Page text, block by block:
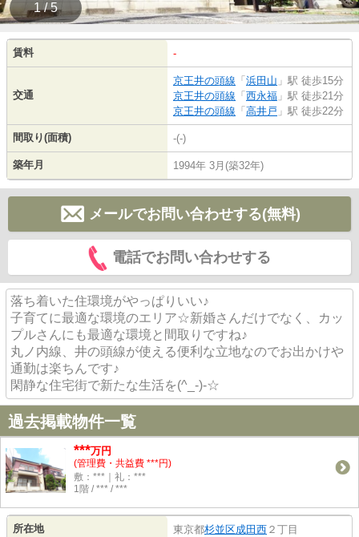
1 / 5
賃料 -
交通
京王井の頭線 「 浜田山 」駅 徒歩15分
京王井の頭線 「 西永福 」駅 徒歩21分
京王井の頭線 「 高井戸 」駅 徒歩22分
間取り(面積) -(-)
築年月 1994年 3月(築32年)
メールでお問い合わせする(無料)
電話でお問い合わせする
落ち着いた住環境がやっぱりいい♪
子育てに最適な環境のエリア☆新婚さんだけでなく、カッ
プルさんにも最適な環境と間取りですね♪
丸ノ内線、井の頭線が使える便利な立地なのでお出かけや
通勤は楽ちんです♪
閑静な住宅街で新たな生活を(^_-)-☆
過去掲載物件一覧
***万円
(管理費・共益費 ***円)
敷：***｜礼：***
1階 / *** / ***
所在地 東京都杉並区成田西 ２丁目